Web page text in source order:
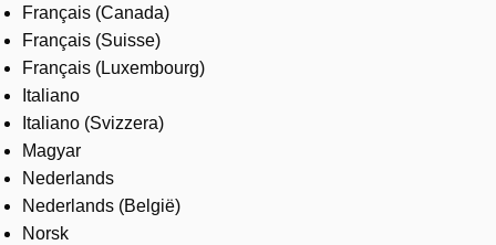
Français (Canada)
Français (Suisse)
Français (Luxembourg)
Italiano
Italiano (Svizzera)
Magyar
Nederlands
Nederlands (België)
Norsk